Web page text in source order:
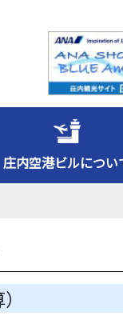
庄内空港ビルについ